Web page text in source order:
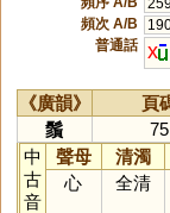
頻次 A/B
普通話 x
《廣韻》 頁
鬚
75
中
古
音
聲母 清濁
心
全清